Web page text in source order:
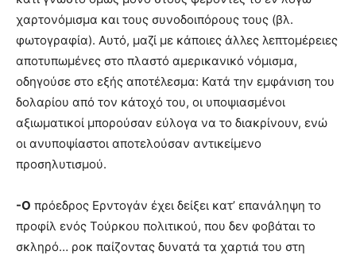
χαρτονόμισμα και τους συνοδοιπόρους τους (βλ.
φωτογραφία). Αυτό, μαζί με κάποιες άλλες λεπτομέρειες
αποτυπωμένες στο πλαστό αμερικανικό νόμισμα,
οδηγούσε στο εξής αποτέλεσμα: Κατά την εμφάνιση του
δολαρίου από τον κάτοχό του, οι υποψιασμένοι
αξιωματικοί μπορούσαν εύλογα να το διακρίνουν, ενώ
οι ανυποψίαστοι αποτελούσαν αντικείμενο
προσηλυτισμού.
-Ο πρόεδρος Ερντογάν έχει δείξει κατ’ επανάληψη το
προφίλ ενός Τούρκου πολιτικού, που δεν φοβάται το
σκληρό… ροκ παίζοντας δυνατά τα χαρτιά του στη